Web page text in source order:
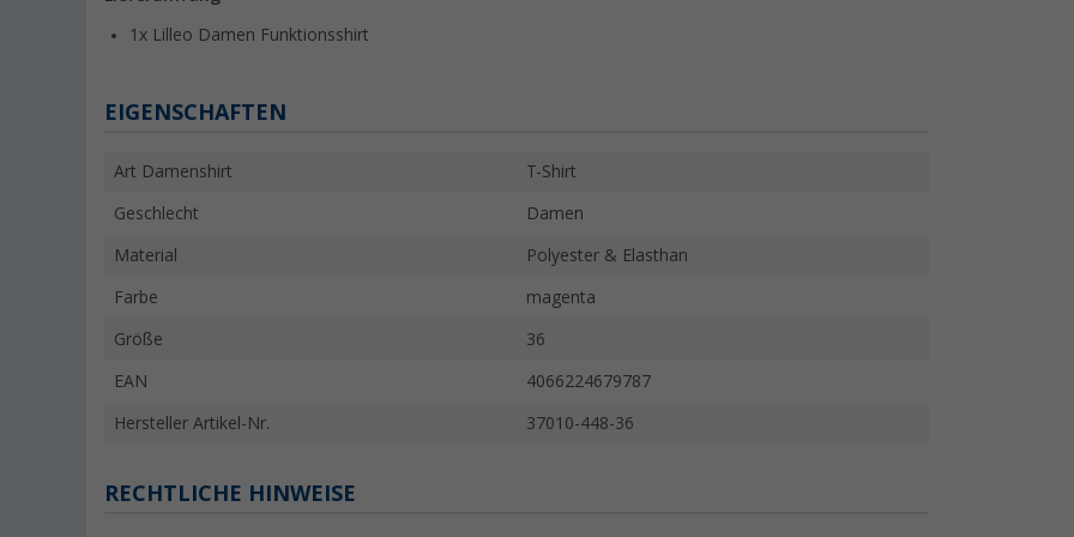
1x Lilleo Damen Funktionsshirt
EIGENSCHAFTEN
Art Damenshirt T-Shirt
Geschlecht Damen
Material Polyester & Elasthan
Farbe magenta
Größe 36
EAN 4066224679787
Hersteller Artikel-Nr. 37010-448-36
RECHTLICHE HINWEISE